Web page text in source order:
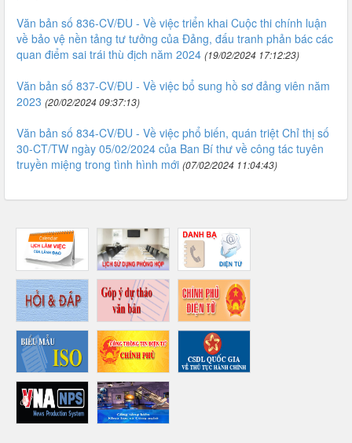
Văn bản số 836-CV/ĐU - Về việc triển khai Cuộc thi chính luận
về bảo vệ nền tảng tư tưởng của Đảng, đấu tranh phản bác các
quan điểm sai trái thù địch năm 2024 (19/02/2024 17:12:23)
Văn bản số 837-CV/ĐU - Về việc bổ sung hồ sơ đảng viên năm
2023 (20/02/2024 09:37:13)
Văn bản số 834-CV/ĐU - Về việc phổ biến, quán triệt Chỉ thị số
30-CT/TW ngày 05/02/2024 của Ban Bí thư về công tác tuyên
truyền miệng trong tình hình mới (07/02/2024 11:04:43)